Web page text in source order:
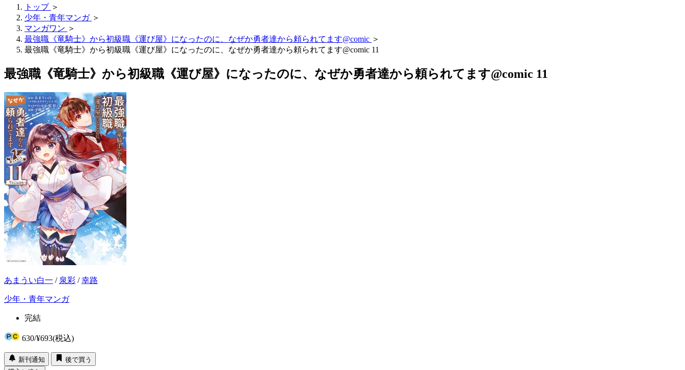
トップ ＞
少年・青年マンガ ＞
マンガワン ＞
最強職《竜騎士》から初級職《運び屋》になったのに、なぜか勇者達から頼られてます@comic ＞
最強職《竜騎士》から初級職《運び屋》になったのに、なぜか勇者達から頼られてます@comic 11
最強職《竜騎士》から初級職《運び屋》になったのに、なぜか勇者達から頼られてます@comic 11
あまうい白一 / 泉彩 /幸路
少年・青年マンガ
完結
630/¥693(税込)
新刊通知
後で買う